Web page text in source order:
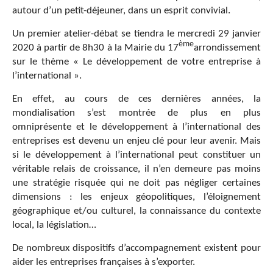
autour d’un petit-déjeuner, dans un esprit convivial.
Un premier atelier-débat se tiendra le mercredi 29 janvier
2020 à partir de8h30 à la Mairie du 17èmearrondissement
sur le thème « Le développement de votre entreprise à
l’international ».
En effet, au cours de ces dernières années, la
mondialisation s’est montrée de plus en plus
omniprésente et le développement à l’international des
entreprises est devenu un enjeu clé pour leur avenir. Mais
si le développement à l’international peut constituer un
véritable relais de croissance, il n’en demeure pas moins
une stratégie risquée qui ne doit pas négliger certaines
dimensions : les enjeux géopolitiques, l’éloignement
géographique et/ou culturel, la connaissance du contexte
local, la législation…
De nombreux dispositifs d’accompagnement existent pour
aider les entreprises françaises à s’exporter.